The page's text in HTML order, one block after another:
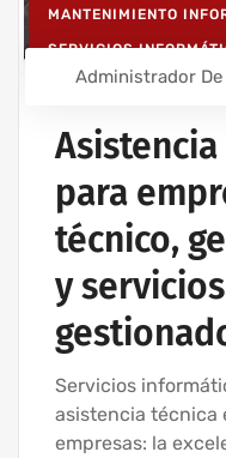
MANTENIMIENTO
SERVICIOS
Administrador De
para
técnico,
y
Servicios
asistencia técnica
empresas: la